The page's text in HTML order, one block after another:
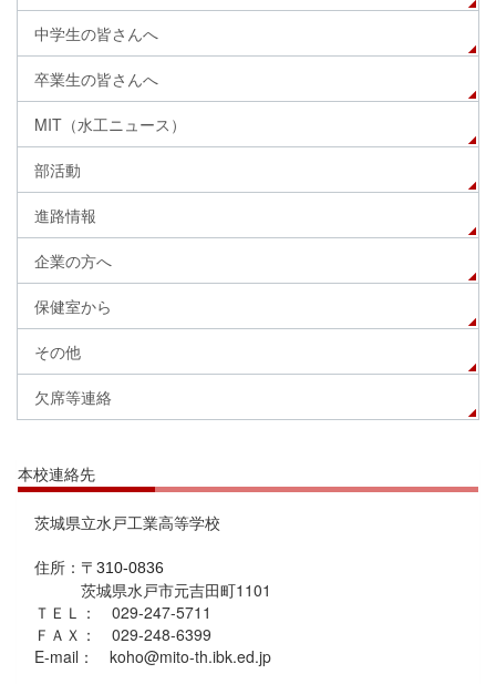
中学生の皆さんへ
卒業生の皆さんへ
MIT（水工ニュース）
部活動
進路情報
企業の方へ
保健室から
その他
欠席等連絡
本校連絡先
茨城県立水戸工業高等学校
住所： 〒310-0836
茨城県水戸市元吉田町1101
ＴＥＬ： 029-247-5711
ＦＡＸ： 029-248-6399
E-mail： koho@mito-th.ibk.ed.jp